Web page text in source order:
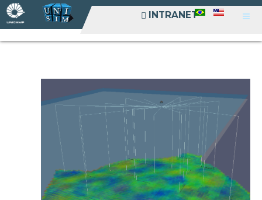
INTRANET
INTRANET